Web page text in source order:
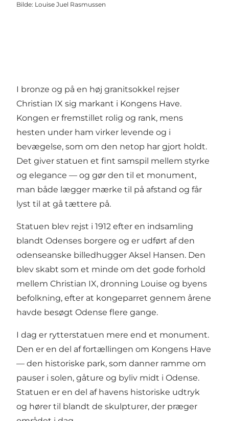
Bilde: Louise Juel Rasmussen
I bronze og på en høj granitsokkel rejser
Christian IX sig markant i Kongens Have.
Kongen er fremstillet rolig og rank, mens
hesten under ham virker levende og i
bevægelse, som om den netop har gjort holdt.
Det giver statuen et fint samspil mellem styrke
og elegance — og gør den til et monument,
man både lægger mærke til på afstand og får
lyst til at gå tættere på.
Statuen blev rejst i 1912 efter en indsamling
blandt Odenses borgere og er udført af den
odenseanske billedhugger Aksel Hansen. Den
blev skabt som et minde om det gode forhold
mellem Christian IX, dronning Louise og byens
befolkning, efter at kongeparret gennem årene
havde besøgt Odense flere gange.
I dag er rytterstatuen mere end et monument.
Den er en del af fortællingen om Kongens Have
— den historiske park, som danner ramme om
pauser i solen, gåture og byliv midt i Odense.
Statuen er en del af havens historiske udtryk
og hører til blandt de skulpturer, der præger